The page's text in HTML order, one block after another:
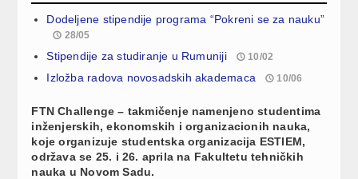
Dodeljene stipendije programa “Pokreni se za nauku”
28/05
Stipendije za studiranje u Rumuniji 10/02
Izložba radova novosadskih akademaca 10/06
FTN Challenge – takmičenje namenjeno studentima
inženjerskih, ekonomskih i organizacionih nauka,
koje organizuje studentska organizacija ESTIEM,
održava se 25. i 26. aprila na Fakultetu tehničkih
nauka u Novom Sadu.